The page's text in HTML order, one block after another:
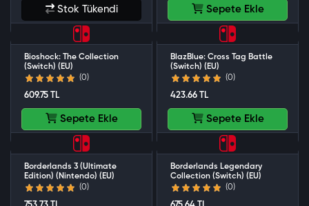
Stok Tükendi Sepete Ekle
Bioshock: The Collection
(Switch) (EU)
(0)
609.75 TL
Sepete Ekle
BlazBlue: Cross Tag Battle
(Switch) (EU)
(0)
423.66 TL
Sepete Ekle
Borderlands 3 (Ultimate
Edition) (Nintendo) (EU)
(0)
Borderlands Legendary
Collection (Switch) (EU)
(0)